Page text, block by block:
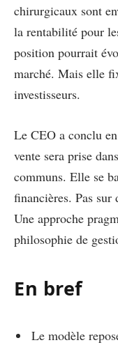
chirurgicaux sont
la rentabilité pour
position pourrait
marché. Mais elle
investisseurs.
Le CEO a conclu
vente sera prise
communs. Elle se
financières. Pas sur
Une approche
philosophie de
En bref
Le modèle